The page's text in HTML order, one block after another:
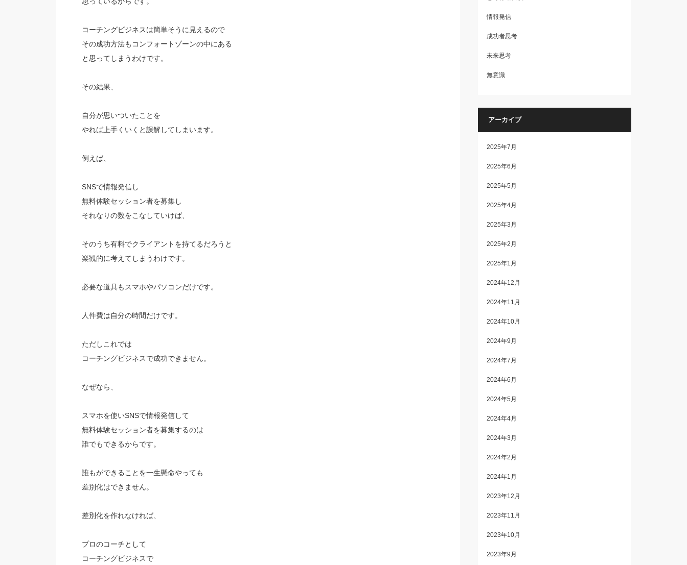
コーチングビジネスは簡単そうに見えるので
その成功方法もコンフォートゾーンの中にある
と思ってしまうわけです。
その結果、
自分が思いついたことを
やれば上手くいくと誤解してしまいます。
例えば、
SNSで情報発信し
無料体験セッション者を募集し
それなりの数をこなしていけば、
そのうち有料でクライアントを持てるだろうと
楽観的に考えてしまうわけです。
必要な道具もスマホやパソコンだけです。
人件費は自分の時間だけです。
ただしこれでは
コーチングビジネスで成功できません。
なぜなら、
スマホを使いSNSで情報発信して
無料体験セッション者を募集するのは
誰でもできるからです。
誰もができることを一生懸命やっても
差別化はできません。
差別化を作れなければ、
プロのコーチとして
コーチングビジネスで
情報発信
成功者思考
未来思考
無意識
アーカイブ
2025年7月
2025年6月
2025年5月
2025年4月
2025年3月
2025年2月
2025年1月
2024年12月
2024年11月
2024年10月
2024年9月
2024年7月
2024年6月
2024年5月
2024年4月
2024年3月
2024年2月
2024年1月
2023年12月
2023年11月
2023年10月
2023年9月